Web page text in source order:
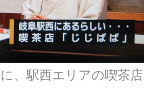
、駅西エリアの喫茶店